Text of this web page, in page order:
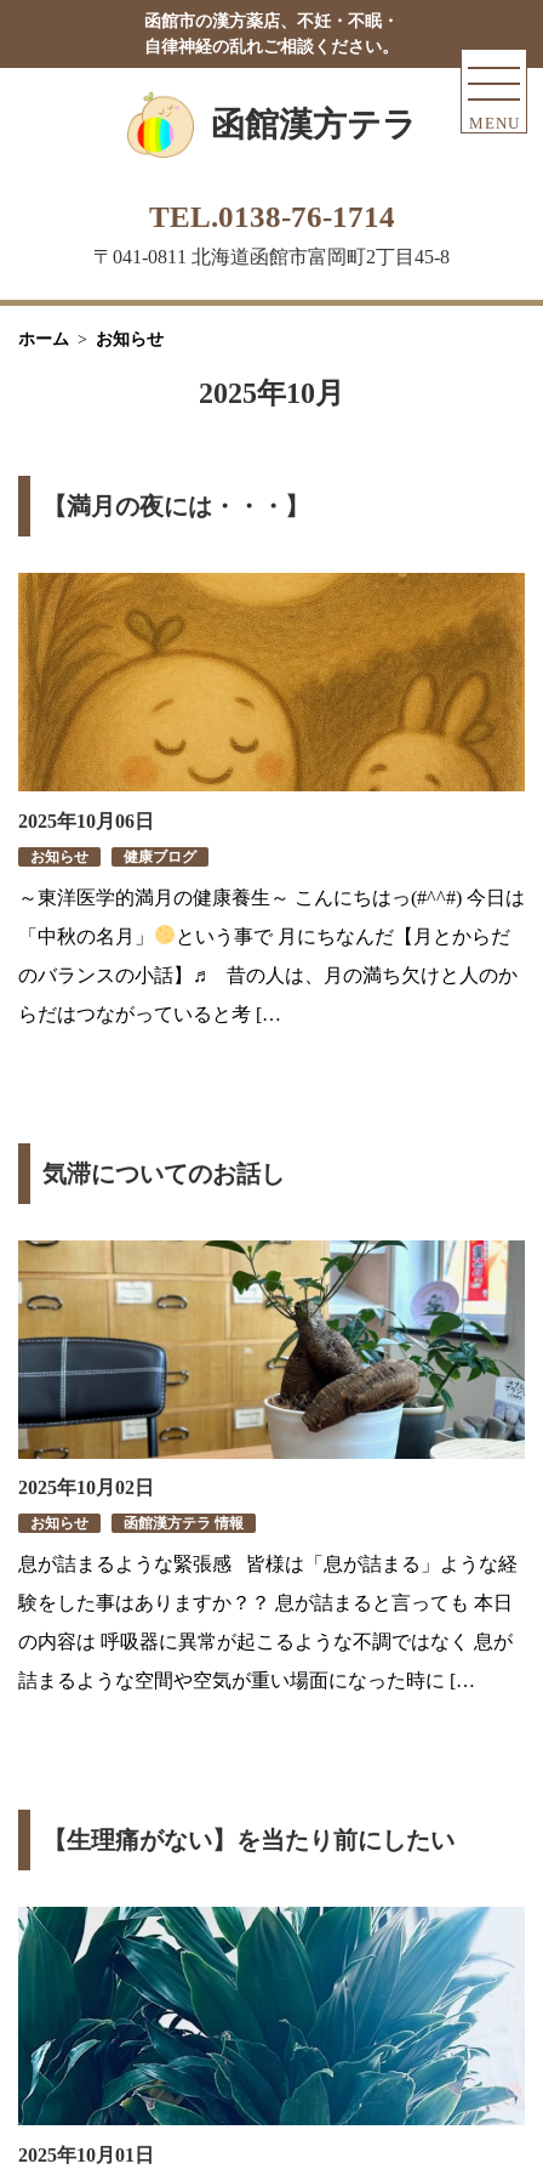
函館市の漢方薬店、不妊・不眠・
自律神経の乱れご相談ください。
函館漢方テラ
TEL.0138-76-1714
〒041-0811 北海道函館市富岡町2丁目45-8
MENU
ホーム お知らせ
2025年10月
【満月の夜には・・・】
2025年10月06日
お知らせ 健康ブログ
～東洋医学的満月の健康養生～ こんにちはっ(#^^#) 今日は
「中秋の名月」
という事で 月にちなんだ【月とからだ
のバランスの小話】♬ 昔の人は、月の満ち欠けと人のか
らだはつながっていると考 […
気滞についてのお話し
2025年10月02日
お知らせ 函館漢方テラ 情報
息が詰まるような緊張感 皆様は「息が詰まる」ような経
験をした事はありますか？？ 息が詰まると言っても 本日
の内容は 呼吸器に異常が起こるような不調ではなく 息が
詰まるような空間や空気が重い場面になった時に […
【生理痛がない】を当たり前にしたい
2025年10月01日